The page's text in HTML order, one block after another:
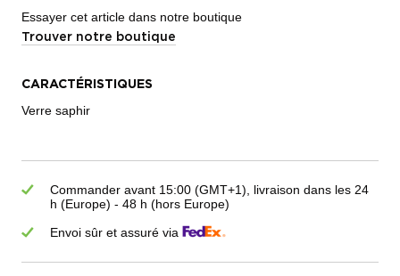
Essayer cet article dans notre boutique
Trouver notre boutique
CARACTÉRISTIQUES
Verre saphir
Commander avant 15:00 (GMT+1), livraison dans les 24
h (Europe) - 48 h (hors Europe)
Envoi sûr et assuré via